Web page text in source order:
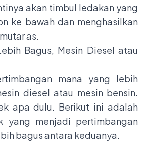
akan timbul ledakan yang
ke bawah dan menghasilkan
as.
Bagus, Mesin Diesel atau
mana yang lebih
diesel atau mesin bensin.
apa dulu. Berikut ini adalah
yang menjadi pertimbangan
bagus antara keduanya.